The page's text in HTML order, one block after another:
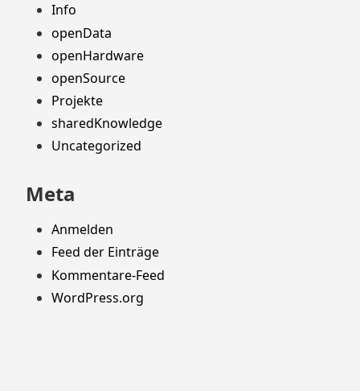
Info
openData
openHardware
openSource
Projekte
sharedKnowledge
Uncategorized
Meta
Anmelden
Feed der Einträge
Kommentare-Feed
WordPress.org